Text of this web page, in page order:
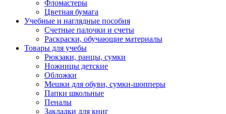
Фломастеры
Цветная бумага
Учебные и наглядные пособия
Счетные палочки и счеты
Раскраски, обучающие материалы
Товары для учебы
Рюкзаки, ранцы, сумки
Ножницы детские
Обложки
Мешки для обуви, сумки-шопперы
Папки школьные
Пеналы
Закладки для книг